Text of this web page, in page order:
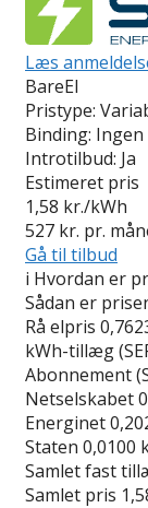
Læs
BareEl
Pristype:
Binding: Ingen
Introtilbud: Ja
Estimeret pris
1,58 kr./kWh
527 kr. pr.
Gå til tilbud
i Hvordan er
Sådan er
Rå elpris
kWh-tillæg
Abonnement
Netselskabet
Energinet
Staten 0,0100
Samlet fast
Samlet pris